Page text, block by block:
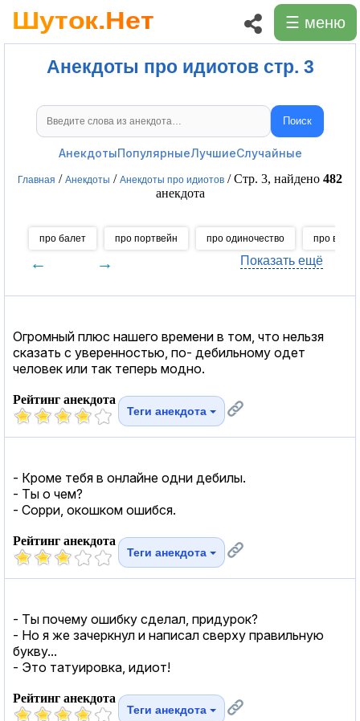
☰ меню
Анекдоты про идиотов стр. 3
Поиск анекдотов Поиск
АнекдотыПопулярныеЛучшиеСлучайные
Главная / Анекдоты / Анекдоты про идиотов / Стр. 3, найдено 482
анекдота
про балет про портвейн про одиночество про
← → Показать ещё
Огромный плюс нашего времени в том, что нельзя
сказать с уверенностью, по- дебильному одет
человек или так теперь модно.
Рейтинг анекдота
Теги анекдота
- Кроме тебя в онлайне одни дебилы.
- Ты о чем?
- Сорри, окошком ошибся.
Рейтинг анекдота
Теги анекдота
- Ты почему ошибку сделал, придурок?
- Но я же зачеркнул и написал сверху правильную
букву...
- Это татуировка, идиот!
Рейтинг анекдота
Теги анекдота